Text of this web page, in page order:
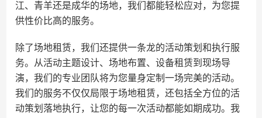
江、青羊还是成华的场地，我们都能轻松应对，为您提
供性价比高的服务。
除了场地租赁，我们还提供一条龙的活动策划和执行服
务。从活动主题设计、场地布置、设备租赁到现场导
演，我们的专业团队将为您量身定制一场完美的活动。
我们的服务不仅仅局限于场地租赁，还包括全方位的活
动策划落地执行，让您的每一次活动都能如期成功。我